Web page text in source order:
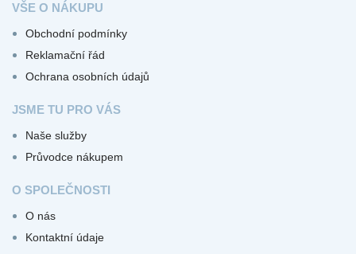
VŠE O NÁKUPU
Obchodní podmínky
Reklamační řád
Ochrana osobních údajů
JSME TU PRO VÁS
Naše služby
Průvodce nákupem
O SPOLEČNOSTI
O nás
Kontaktní údaje